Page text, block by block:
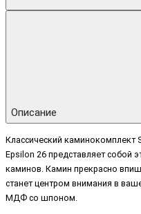
Описание
Классический каминокомплект
Epsilon 26 представляет собой
каминов. Камин прекрасно
станет центром внимания в
МДФ со шпоном.